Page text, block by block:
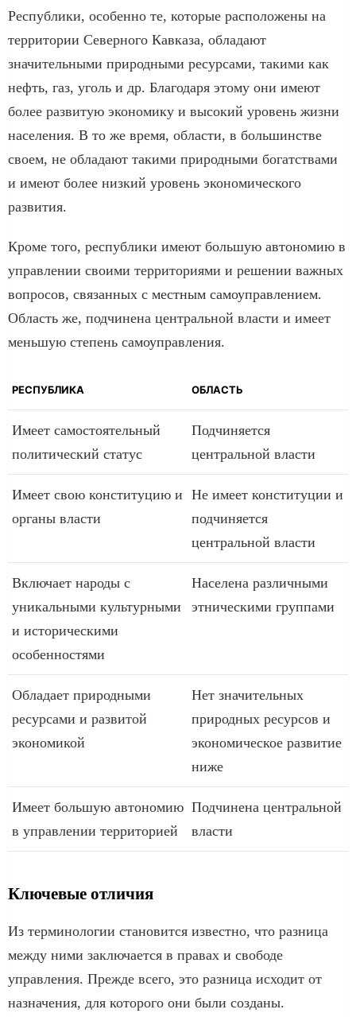
Республики, особенно те, которые расположены на
территории Северного Кавказа, обладают
значительными природными ресурсами, такими как
нефть, газ, уголь и др. Благодаря этому они имеют
более развитую экономику и высокий уровень жизни
населения. В то же время, области, в большинстве
своем, не обладают такими природными богатствами
и имеют более низкий уровень экономического
развития.
Кроме того, республики имеют большую автономию в
управлении своими территориями и решении важных
вопросов, связанных с местным самоуправлением.
Область же, подчинена центральной власти и имеет
меньшую степень самоуправления.
РЕСПУБЛИКА ОБЛАСТЬ
Имеет самостоятельный
политический статус
Подчиняется
центральной власти
Имеет свою конституцию и
органы власти
Не имеет конституции и
подчиняется
центральной власти
Включает народы с
уникальными культурными
и историческими
особенностями
Населена различными
этническими группами
Обладает природными
ресурсами и развитой
экономикой
Нет значительных
природных ресурсов и
экономическое развитие
ниже
Имеет большую автономию
в управлении территорией
Подчинена центральной
власти
Ключевые отличия
Из терминологии становится известно, что разница
между ними заключается в правах и свободе
управления. Прежде всего, это разница исходит от
назначения, для которого они были созданы.